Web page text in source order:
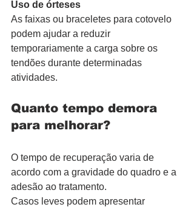
Uso de órteses
As faixas ou braceletes para cotovelo
podem ajudar a reduzir
temporariamente a carga sobre os
tendões durante determinadas
atividades.
Quanto tempo demora
para melhorar?
O tempo de recuperação varia de
acordo com a gravidade do quadro e a
adesão ao tratamento.
Casos leves podem apresentar